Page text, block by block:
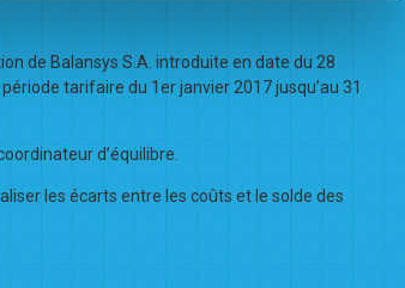
de Balansys S.A. introduite en date du 28
tarifaire du 1er janvier 2017 jusqu’au 31
d’équilibre.
les écarts entre les coûts et le solde des